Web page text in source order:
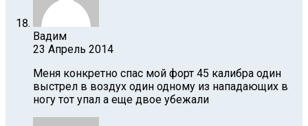
Вадим
23 Апрель 2014
Меня конкретно спас мой форт 45 калибра один
выстрел в воздух один одному из нападающих в
ногу тот упал а еще двое убежали